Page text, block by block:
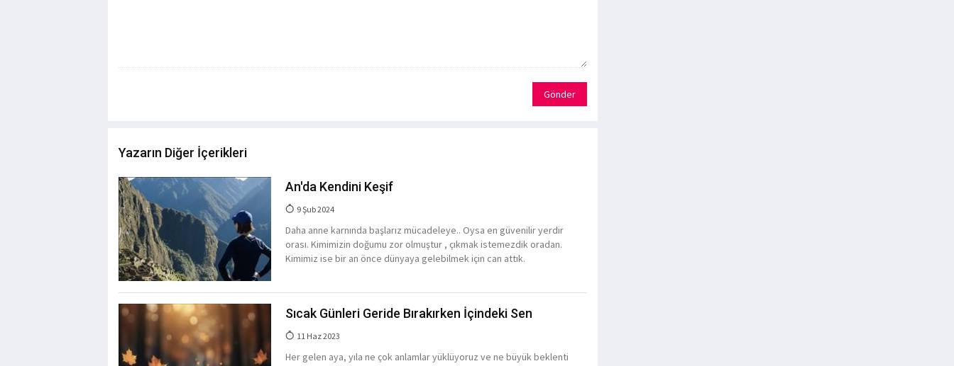
Gönder
Yazarın Diğer İçerikleri
An'da Kendini Keşif
9 Şub 2024
Daha anne karnında başlarız mücadeleye.. Oysa en güvenilir yerdir
orası. Kimimizin doğumu zor olmuştur , çıkmak istemezdik oradan.
Kimimiz ise bir an önce dünyaya gelebilmek için can attık.
Sıcak Günleri Geride Bırakırken İçindeki Sen
11 Haz 2023
Her gelen aya, yıla ne çok anlamlar yüklüyoruz ve ne büyük beklenti